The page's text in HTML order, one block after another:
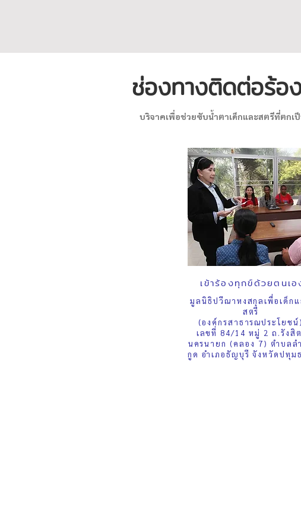
ช่องทางติดต่อร้อ
บริจาคเพื่อช่วยซับน้ำตาเด็กและสตรีที่ตกเ
เข้าร้องทุกข์ด้วยตนเอ
มูลนิธิปวีณาหงสกุลเพื่อเด็กแ
สตรี
(องค์กรสาธารณประโยชน์)
เลขที่ 84/14 หมู่ 2 ถ.รังสิ
นครนายก (คลอง 7) ตำบลล
กูด อำเภอธัญบุรี จังหวัดปทุม